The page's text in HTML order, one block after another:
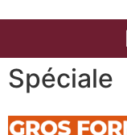
Spéciale